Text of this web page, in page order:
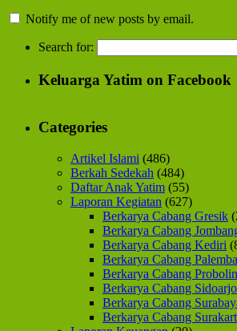
Notify me of new posts by email.
Search for:
Keluarga Yatim on Facebook
Categories
Artikel Islami (486)
Berkah Sedekah (484)
Daftar Anak Yatim (55)
Laporan Kegiatan (627)
Berkarya Cabang Gresik
Berkarya Cabang
Berkarya Cabang Kediri
Berkarya Cabang
Berkarya Cabang
Berkarya Cabang Sidoarjo
Berkarya Cabang
Berkarya Cabang